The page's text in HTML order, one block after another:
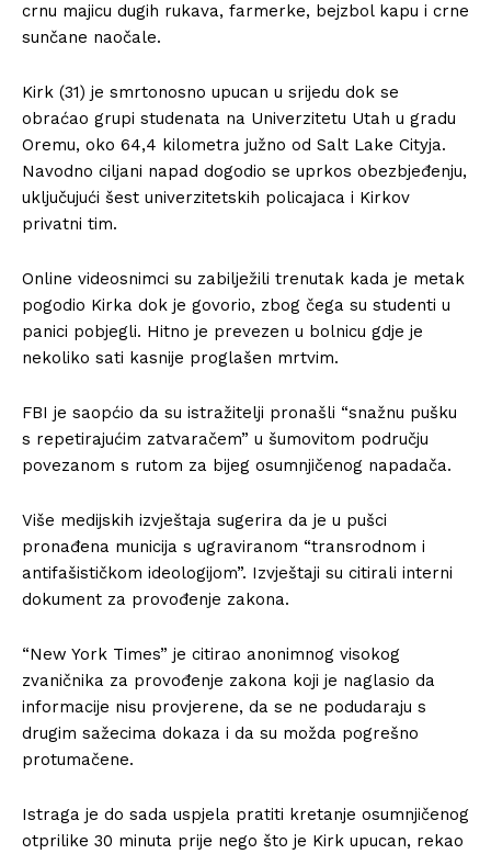
crnu majicu dugih rukava, farmerke, bejzbol kapu i crne
sunčane naočale.
Kirk (31) je smrtonosno upucan u srijedu dok se
obraćao grupi studenata na Univerzitetu Utah u gradu
Oremu, oko 64,4 kilometra južno od Salt Lake Cityja.
Navodno ciljani napad dogodio se uprkos obezbjeđenju,
uključujući šest univerzitetskih policajaca i Kirkov
privatni tim.
Online videosnimci su zabilježili trenutak kada je metak
pogodio Kirka dok je govorio, zbog čega su studenti u
panici pobjegli. Hitno je prevezen u bolnicu gdje je
nekoliko sati kasnije proglašen mrtvim.
FBI je saopćio da su istražitelji pronašli “snažnu pušku
s repetirajućim zatvaračem” u šumovitom području
povezanom s rutom za bijeg osumnjičenog napadača.
Više medijskih izvještaja sugerira da je u pušci
pronađena municija s ugraviranom “transrodnom i
antifašističkom ideologijom”. Izvještaji su citirali interni
dokument za provođenje zakona.
“New York Times” je citirao anonimnog visokog
zvaničnika za provođenje zakona koji je naglasio da
informacije nisu provjerene, da se ne podudaraju s
drugim sažecima dokaza i da su možda pogrešno
protumačene.
Istraga je do sada uspjela pratiti kretanje osumnjičenog
otprilike 30 minuta prije nego što je Kirk upucan, rekao